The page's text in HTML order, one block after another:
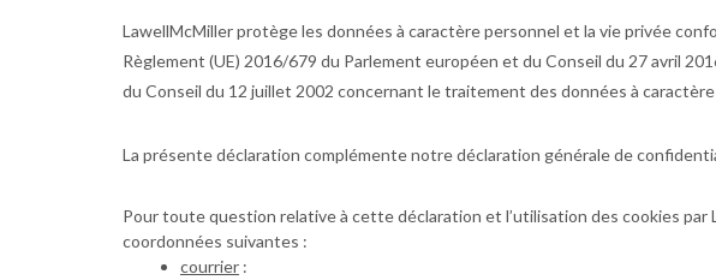
LawellMcMiller protège les données à caractère personnel et la vie privée
Règlement (UE) 2016/679 du Parlement européen et du Conseil du 27 avril
du Conseil du 12 juillet 2002 concernant le traitement des données à
La présente déclaration complémente notre déclaration générale de
Pour toute question relative à cette déclaration et l’utilisation des cookies
coordonnées suivantes :
courrier :